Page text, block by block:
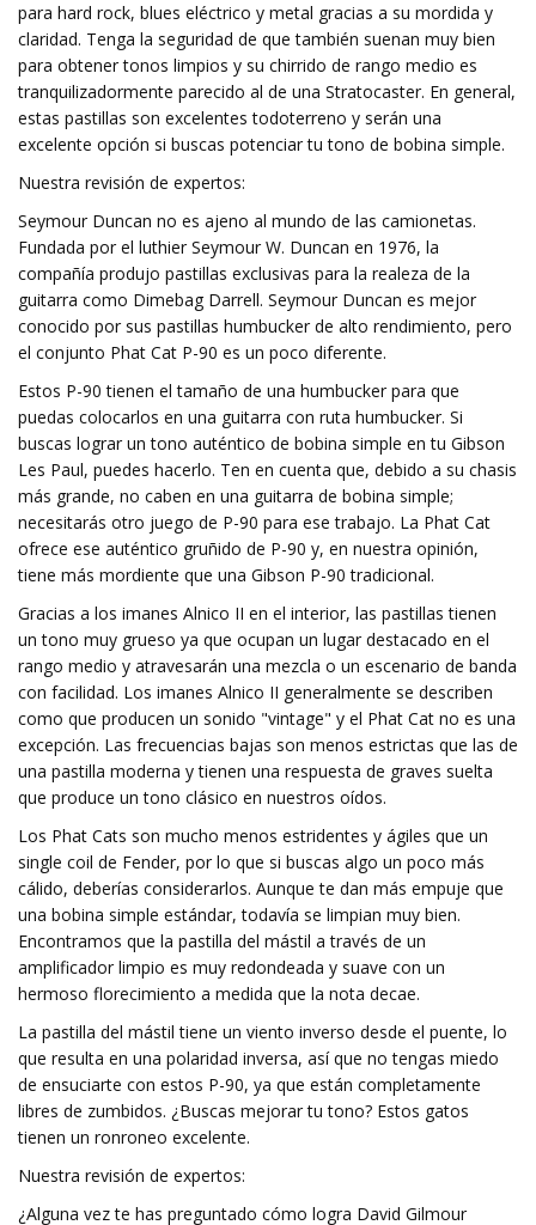
para hard rock, blues eléctrico y metal gracias a su mordida y
claridad. Tenga la seguridad de que también suenan muy bien
para obtener tonos limpios y su chirrido de rango medio es
tranquilizadormente parecido al de una Stratocaster. En general,
estas pastillas son excelentes todoterreno y serán una
excelente opción si buscas potenciar tu tono de bobina simple.
Nuestra revisión de expertos:
Seymour Duncan no es ajeno al mundo de las camionetas.
Fundada por el luthier Seymour W. Duncan en 1976, la
compañía produjo pastillas exclusivas para la realeza de la
guitarra como Dimebag Darrell. Seymour Duncan es mejor
conocido por sus pastillas humbucker de alto rendimiento, pero
el conjunto Phat Cat P-90 es un poco diferente.
Estos P-90 tienen el tamaño de una humbucker para que
puedas colocarlos en una guitarra con ruta humbucker. Si
buscas lograr un tono auténtico de bobina simple en tu Gibson
Les Paul, puedes hacerlo. Ten en cuenta que, debido a su chasis
más grande, no caben en una guitarra de bobina simple;
necesitarás otro juego de P-90 para ese trabajo. La Phat Cat
ofrece ese auténtico gruñido de P-90 y, en nuestra opinión,
tiene más mordiente que una Gibson P-90 tradicional.
Gracias a los imanes Alnico II en el interior, las pastillas tienen
un tono muy grueso ya que ocupan un lugar destacado en el
rango medio y atravesarán una mezcla o un escenario de banda
con facilidad. Los imanes Alnico II generalmente se describen
como que producen un sonido "vintage" y el Phat Cat no es una
excepción. Las frecuencias bajas son menos estrictas que las de
una pastilla moderna y tienen una respuesta de graves suelta
que produce un tono clásico en nuestros oídos.
Los Phat Cats son mucho menos estridentes y ágiles que un
single coil de Fender, por lo que si buscas algo un poco más
cálido, deberías considerarlos. Aunque te dan más empuje que
una bobina simple estándar, todavía se limpian muy bien.
Encontramos que la pastilla del mástil a través de un
amplificador limpio es muy redondeada y suave con un
hermoso florecimiento a medida que la nota decae.
La pastilla del mástil tiene un viento inverso desde el puente, lo
que resulta en una polaridad inversa, así que no tengas miedo
de ensuciarte con estos P-90, ya que están completamente
libres de zumbidos. ¿Buscas mejorar tu tono? Estos gatos
tienen un ronroneo excelente.
Nuestra revisión de expertos:
¿Alguna vez te has preguntado cómo logra David Gilmour